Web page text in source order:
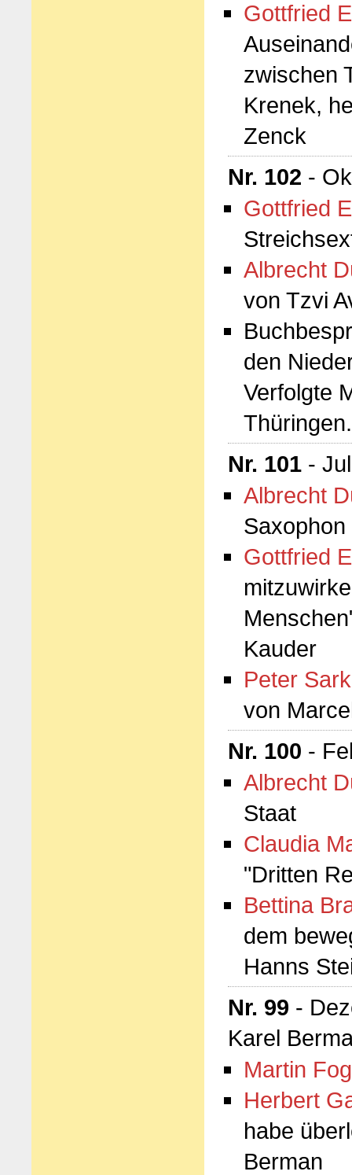
Gottfried
zwischen
Krenek,
Zenck
Nr. 102 -
Gottfried
Albrecht
von Tzvi
den
Verfolgte
Nr. 101 -
Albrecht
Gottfried
Kauder
Peter
von
Nr. 100 -
Albrecht
Staat
Claudia
"Dritten
Bettina
dem
Hanns
Nr. 99 -
Karel
Martin
Herbert
habe
Berman